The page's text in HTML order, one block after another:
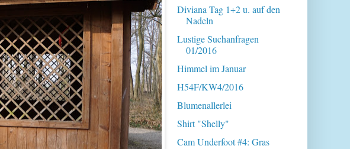
Diviana Tag 1+2 u. auf den
Nadeln
Lustige Suchanfragen
01/2016
Himmel im Januar
H54F/KW4/2016
Blumenallerlei
Shirt "Shelly"
Cam Underfoot #4: Gras